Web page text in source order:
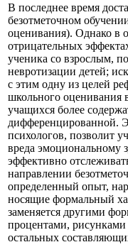
В последнее время
безотметочном
оценивания). Однако в
отрицательных
ученика со взрослым,
невротизации детей;
с этим одну из целей
школьного оценивания
учащихся более
дифференцированной.
психологов, позволит
вреда эмоциональному
эффективно
направлении
определенный опыт,
носящие формальный
заменяется другими
процентами, рисунками
остальных